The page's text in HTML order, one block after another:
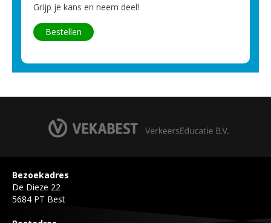
Grijp je kans en neem deel!
Bestellen
Bezoekadres
De Dieze 22
5684 PT Best